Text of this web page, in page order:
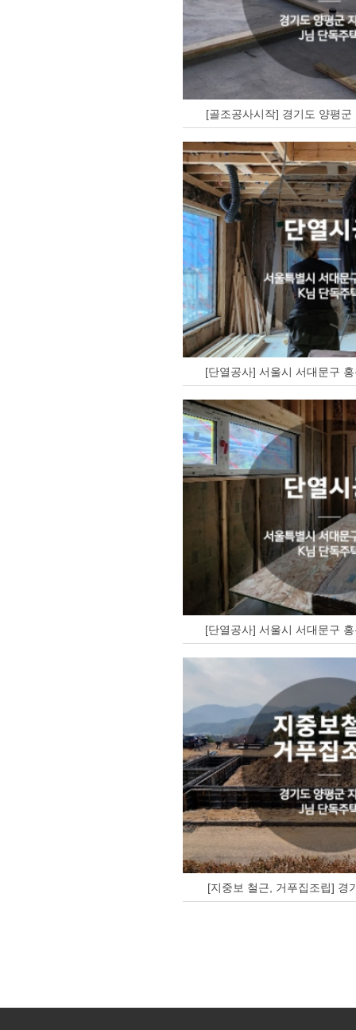
[골조공사시작] 경기도 양평
[단열공사] 서울시 서대문구
[단열공사] 서울시 서대문구
[지중보 철근, 거푸집조립] 경